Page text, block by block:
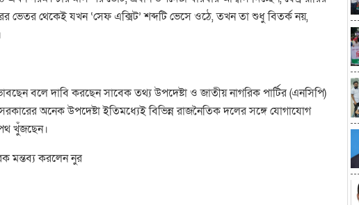
ভেতর থেকেই যখন ‘সেফ এক্সিট’ শব্দটি ভেসে ওঠে, তখন তা শুধু বিতর্ক নয়,
বলে দাবি করছেন সাবেক তথ্য উপদেষ্টা ও জাতীয় নাগরিক পার্টির (এনসিপি)
অনেক উপদেষ্টা ইতিমধ্যেই বিভিন্ন রাজনৈতিক দলের সঙ্গে যোগাযোগ
খুঁজছেন।
মন্তব্য করলেন নুর